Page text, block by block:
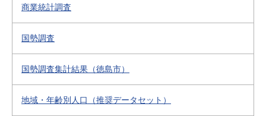
商業統計調査
国勢調査
国勢調査集計結果（徳島市）
地域・年齢別人口（推奨データセット）